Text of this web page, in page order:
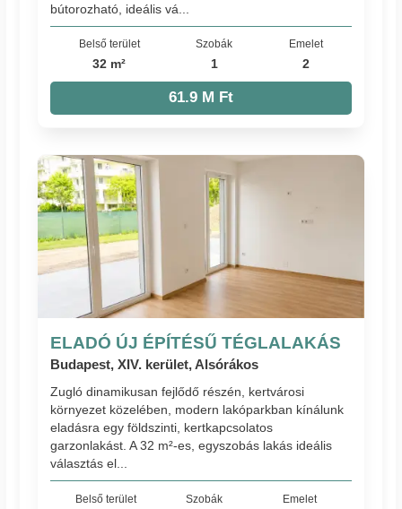
bútorozható, ideális vá...
Belső terület
32 m²
Szobák
1
Emelet
2
61.9 M Ft
ELADÓ ÚJ ÉPÍTÉSŰ TÉGLALAKÁS
Budapest, XIV. kerület, Alsórákos
Zugló dinamikusan fejlődő részén, kertvárosi
környezet közelében, modern lakóparkban kínálunk
eladásra egy földszinti, kertkapcsolatos
garzonlakást. A 32 m²-es, egyszobás lakás ideális
választás el...
Belső terület Szobák Emelet